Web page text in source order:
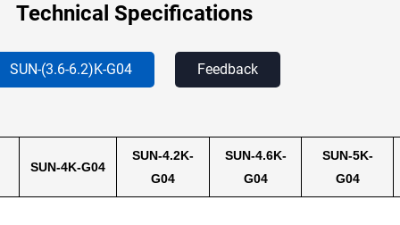
Technical Specifications
SUN-(3.6-6.2)K-G04 Feedback
SUN-4K-G04
SUN-4.2K-
G04
SUN-4.6K-
G04
SUN-5K-
G04